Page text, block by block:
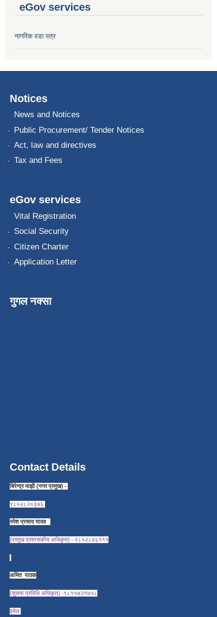
eGov services
नागरिक वडा पत्र
Notices
News and Notices
Public Procurement/ Tender Notices
Act, law and directives
Tax and Fees
eGov services
Vital Registration
Social Security
Citizen Charter
Application Letter
गुगल नक्सा
Contact Details
बिरेन्द्र माझी (नगर प्रमुख) -
९८५२८२०३७६
रमेश प्रसाद यादव
(प्रमुख प्रशासकीय अधिकृत) - ९८५२८४६१११
अमित पाठक
(सुचना प्रविधि अधिकृत) -९८१५७२१७५८
इमेल: